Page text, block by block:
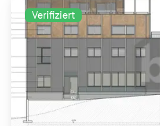
Verifiziert